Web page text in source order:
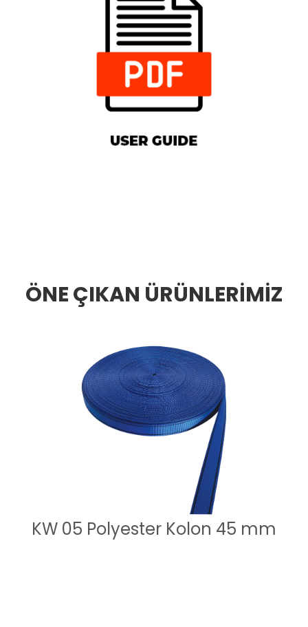
ÖNE ÇIKAN ÜRÜNLERİMİZ
KW 05 Polyester Kolon 45 mm